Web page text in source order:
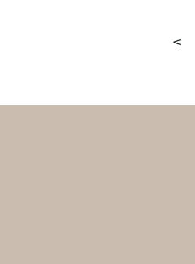
<